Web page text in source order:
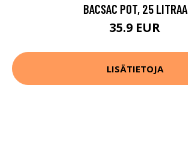
BACSAC POT, 25 LITRAA
35.9 EUR
LISÄTIETOJA